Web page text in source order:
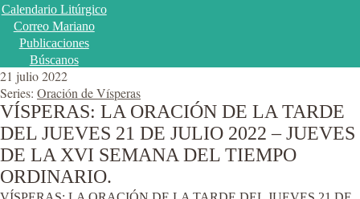
Calendario Litúrgico
Correo Mariano
Publicaciones
Búscanos
21 julio 2022
Series: Oración de Vísperas
VÍSPERAS: LA ORACIÓN DE LA TARDE
DEL JUEVES 21 DE JULIO 2022 – JUEVES
DE LA XVI SEMANA DEL TIEMPO
ORDINARIO.